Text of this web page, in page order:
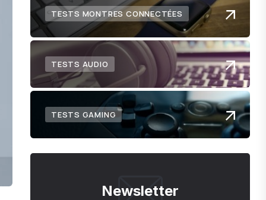
TESTS MONTRES CONNECTÉES
TESTS AUDIO
TESTS GAMING
Newsletter